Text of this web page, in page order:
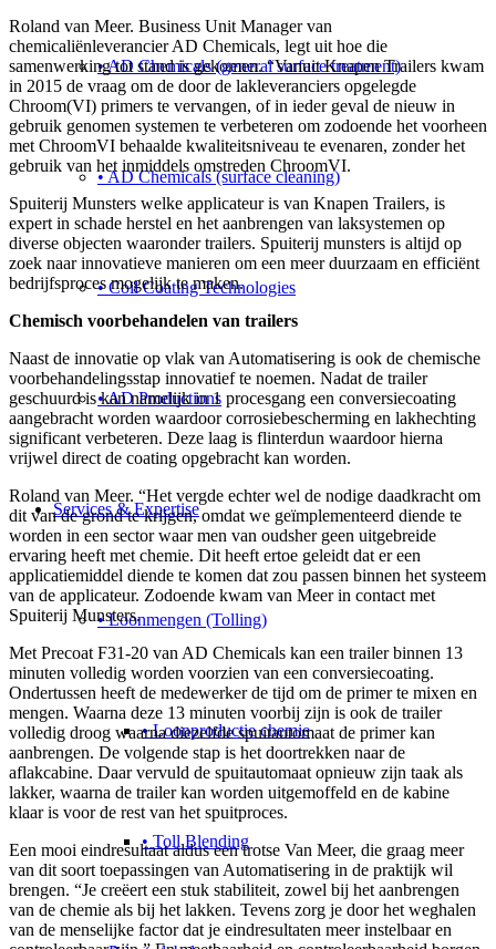
• AD Chemicals (general surface treatment)
• AD Chemicals (surface cleaning)
• Coil Coating Technologies
• AD Productions
Services & Expertise
• Loonmengen (Tolling)
• Loonproductie chemie
• Toll Blending
Roland van Meer. Business Unit Manager van
chemicaliënleverancier AD Chemicals, legt uit hoe die
samenwerking tot stand is gekomen. “Vanuit Knapen Trailers kwam
in 2015 de vraag om de door de lakleveranciers opgelegde
Chroom(VI) primers te vervangen, of in ieder geval de nieuw in
gebruik genomen systemen te verbeteren om zodoende het voorheen
met ChroomVI behaalde kwaliteitsniveau te evenaren, zonder het
gebruik van het inmiddels omstreden ChroomVI.
Spuiterij Munsters welke applicateur is van Knapen Trailers, is
expert in schade herstel en het aanbrengen van laksystemen op
diverse objecten waaronder trailers. Spuiterij munsters is altijd op
zoek naar innovatieve manieren om een meer duurzaam en efficiënt
bedrijfsproces mogelijk te maken.
Chemisch voorbehandelen van trailers
Naast de innovatie op vlak van Automatisering is ook de chemische
voorbehandelingsstap innovatief te noemen. Nadat de trailer
geschuurd is kan namelijk in 1 procesgang een conversiecoating
aangebracht worden waardoor corrosiebescherming en lakhechting
significant verbeteren. Deze laag is flinterdun waardoor hierna
vrijwel direct de coating opgebracht kan worden.
Roland van Meer. “Het vergde echter wel de nodige daadkracht om
dit van de grond te krijgen, omdat we geïmplementeerd diende te
worden in een sector waar men van oudsher geen uitgebreide
ervaring heeft met chemie. Dit heeft ertoe geleidt dat er een
applicatiemiddel diende te komen dat zou passen binnen het systeem
van de applicateur. Zodoende kwam van Meer in contact met
Spuiterij Munsters.
Met Precoat F31-20 van AD Chemicals kan een trailer binnen 13
minuten volledig worden voorzien van een conversiecoating.
Ondertussen heeft de medewerker de tijd om de primer te mixen en
mengen. Waarna deze 13 minuten voorbij zijn is ook de trailer
volledig droog waarna diezelfde spuitautomaat de primer kan
aanbrengen. De volgende stap is het doortrekken naar de
aflakcabine. Daar vervuld de spuitautomaat opnieuw zijn taak als
lakker, waarna de trailer kan worden uitgemoffeld en de kabine
klaar is voor de rest van het spuitproces.
Een mooi eindresultaat aldus een trotse Van Meer, die graag meer
van dit soort toepassingen van Automatisering in de praktijk wil
brengen. “Je creëert een stuk stabiliteit, zowel bij het aanbrengen
van de chemie als bij het lakken. Tevens zorg je door het weghalen
van de menselijke factor dat je eindresultaten meer instelbaar en